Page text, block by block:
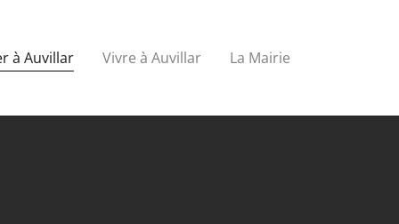
à Auvillar Vivre à Auvillar La Mairie